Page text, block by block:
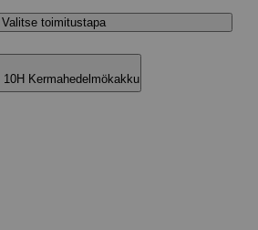
Valitse toimitustapa
Kermahedelmökakku